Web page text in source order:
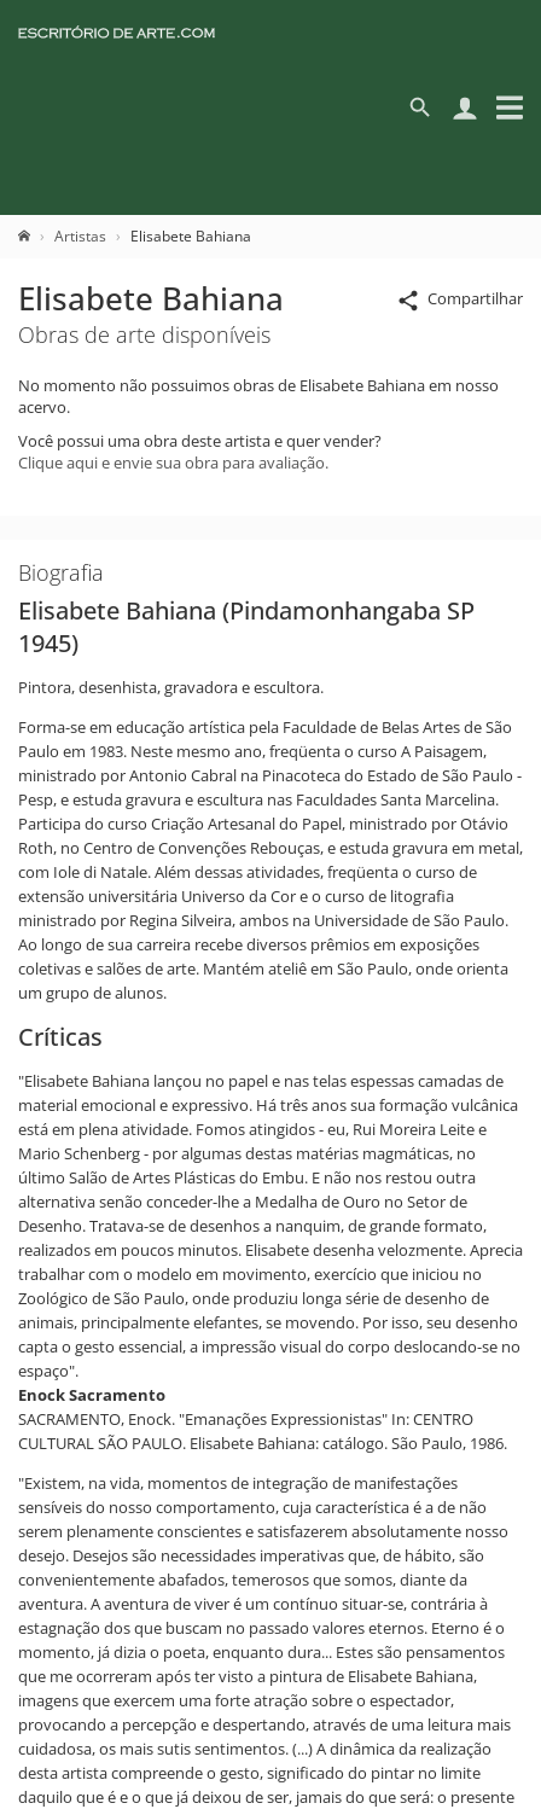
Artistas Elisabete Bahiana
Compartilhar
Elisabete Bahiana
Obras de arte disponíveis
No momento não possuimos obras de Elisabete Bahiana em nosso
acervo.
Você possui uma obra deste artista e quer vender?
Clique aqui e envie sua obra para avaliação.
Biografia
Elisabete Bahiana (Pindamonhangaba SP
1945)
Pintora, desenhista, gravadora e escultora.
Forma-se em educação artística pela Faculdade de Belas Artes de São
Paulo em 1983. Neste mesmo ano, freqüenta o curso A Paisagem,
ministrado por Antonio Cabral na Pinacoteca do Estado de São Paulo -
Pesp, e estuda gravura e escultura nas Faculdades Santa Marcelina.
Participa do curso Criação Artesanal do Papel, ministrado por Otávio
Roth, no Centro de Convenções Rebouças, e estuda gravura em metal,
com Iole di Natale. Além dessas atividades, freqüenta o curso de
extensão universitária Universo da Cor e o curso de litografia
ministrado por Regina Silveira, ambos na Universidade de São Paulo.
Ao longo de sua carreira recebe diversos prêmios em exposições
coletivas e salões de arte. Mantém ateliê em São Paulo, onde orienta
um grupo de alunos.
Críticas
"Elisabete Bahiana lançou no papel e nas telas espessas camadas de
material emocional e expressivo. Há três anos sua formação vulcânica
está em plena atividade. Fomos atingidos - eu, Rui Moreira Leite e
Mario Schenberg - por algumas destas matérias magmáticas, no
último Salão de Artes Plásticas do Embu. E não nos restou outra
alternativa senão conceder-lhe a Medalha de Ouro no Setor de
Desenho. Tratava-se de desenhos a nanquim, de grande formato,
realizados em poucos minutos. Elisabete desenha velozmente. Aprecia
trabalhar com o modelo em movimento, exercício que iniciou no
Zoológico de São Paulo, onde produziu longa série de desenho de
animais, principalmente elefantes, se movendo. Por isso, seu desenho
capta o gesto essencial, a impressão visual do corpo deslocando-se no
espaço".
Enock Sacramento
SACRAMENTO, Enock. "Emanações Expressionistas" In: CENTRO
CULTURAL SÃO PAULO. Elisabete Bahiana: catálogo. São Paulo, 1986.
"Existem, na vida, momentos de integração de manifestações
sensíveis do nosso comportamento, cuja característica é a de não
serem plenamente conscientes e satisfazerem absolutamente nosso
desejo. Desejos são necessidades imperativas que, de hábito, são
convenientemente abafados, temerosos que somos, diante da
aventura. A aventura de viver é um contínuo situar-se, contrária à
estagnação dos que buscam no passado valores eternos. Eterno é o
momento, já dizia o poeta, enquanto dura... Estes são pensamentos
que me ocorreram após ter visto a pintura de Elisabete Bahiana,
imagens que exercem uma forte atração sobre o espectador,
provocando a percepção e despertando, através de uma leitura mais
cuidadosa, os mais sutis sentimentos. (...) A dinâmica da realização
desta artista compreende o gesto, significado do pintar no limite
daquilo que é e o que já deixou de ser, jamais do que será: o presente